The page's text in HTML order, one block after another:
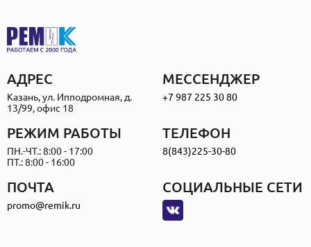
АДРЕС
Казань, ул. Ипподромная, д.
13/99, офис 18
МЕССЕНДЖЕР
+7 987 225 30 80
ПОЧТА
promo@remik.ru
РЕЖИМ РАБОТЫ
ПН.-ЧТ.: 8:00 - 17:00
ПТ.: 8:00 - 16:00
ТЕЛЕФОН
8(843)225-30-80
СОЦИАЛЬНЫЕ СЕТИ